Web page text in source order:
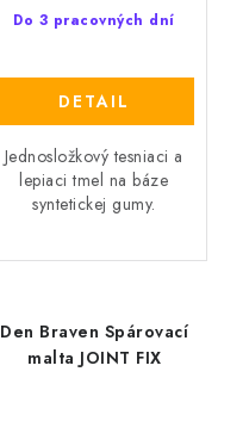
Do 3 pracovných dní
DETAIL
Jednosložkový tesniaci a
lepiaci tmel na báze
syntetickej gumy.
Den Braven Spárovací
malta JOINT FIX